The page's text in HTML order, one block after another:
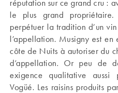
réputation sur ce grand cru :
le plus grand
perpétuer la tradition d’un
l’appellation. Musigny est
côte de Nuits à autoriser du
d’appellation. Or peu de
exigence qualitative aussi
Vogüé. Les raisins produits